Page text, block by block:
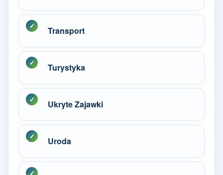
Transport
Turystyka
Ukryte Zajawki
Uroda